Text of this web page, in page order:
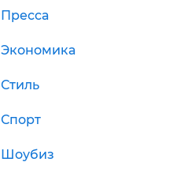
Пресса
Экономика
Стиль
Спорт
Шоубиз